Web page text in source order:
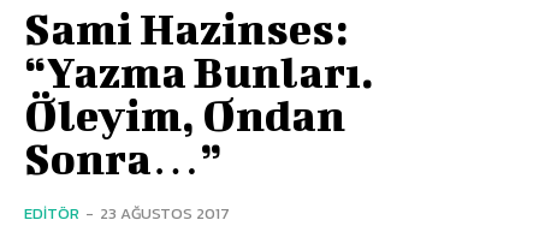
Sami Hazinses:
“Yazma Bunları.
Öleyim, Ondan
Sonra…”
EDITÖR - 23 AĞUSTOS 2017